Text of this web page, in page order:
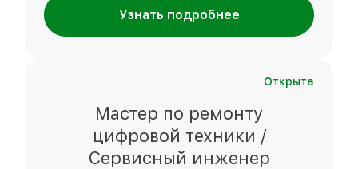
Узнать подробнее
Открыта
Мастер по ремонту
цифровой техники /
Сервисный инженер